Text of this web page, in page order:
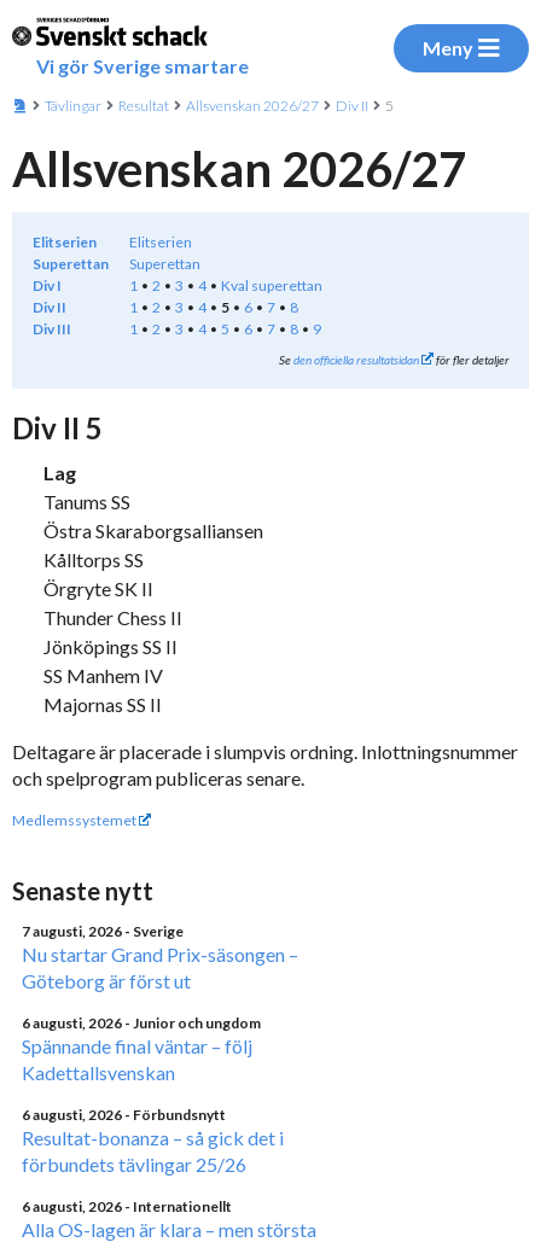
Vi gör Sverige smartare
Meny
Tävlingar Resultat Allsvenskan 2026/27 Div II 5
Allsvenskan 2026/27
Elitserien
Elitserien
Superettan
Superettan
Div I
1 2 3 4
Kval superettan
Div II
1 2 3 4 5 6 7
8
Div III
1 2 3 4 5 6 7 8 9
Seden officiella resultatsidan för fler detaljer
Div II 5
Lag
Tanums SS
Östra Skaraborgsalliansen
Kålltorps SS
Örgryte SK II
Thunder Chess II
Jönköpings SS II
SS Manhem IV
Majornas SS II
Deltagare är placerade i slumpvis ordning. Inlottningsnummer
och spelprogram publiceras senare.
Medlemssystemet
Senaste nytt
7 augusti, 2026 - Sverige
Nu startar Grand Prix-säsongen –
Göteborg är först ut
6 augusti, 2026 - Junior och ungdom
Spännande final väntar – följ
Kadettallsvenskan
6 augusti, 2026 - Förbundsnytt
Resultat-bonanza – så gick det i
förbundets tävlingar 25/26
6 augusti, 2026 - Internationellt
Alla OS-lagen är klara – men största